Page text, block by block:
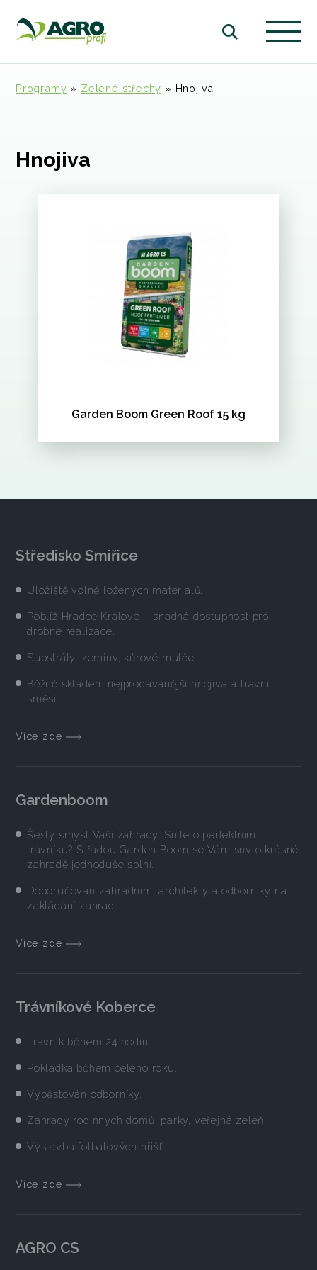
Programy » Zelené střechy » Hnojiva
Hnojiva
Garden Boom Green Roof 15 kg
Středisko Smiřice
Uložiště volně ložených materiálů.
Poblíž Hradce Králové – snadná dostupnost pro
drobné realizace.
Substráty, zeminy, kůrové mulče.
Běžně skladem nejprodávanější hnojiva a travní
směsi.
Více zde
Gardenboom
Šestý smysl Vaší zahrady. Sníte o perfektním
trávníku? S řadou Garden Boom se Vám sny o krásné
zahradě jednoduše splní.
Doporučován zahradními architekty a odborníky na
zakládání zahrad.
Více zde
Trávníkové Koberce
Trávník během 24 hodin.
Pokládka během celého roku.
Vypěstován odborníky.
Zahrady rodinných domů, parky, veřejná zeleň.
Výstavba fotbalových hřišť.
Více zde
AGRO CS